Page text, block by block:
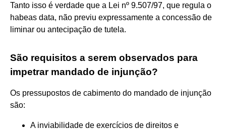
Tanto isso é verdade que a Lei nº 9.507/97, que regula o
habeas data, não previu expressamente a concessão de
liminar ou antecipação de tutela.
São requisitos a serem observados para
impetrar mandado de injunção?
Os pressupostos de cabimento do mandado de injunção
são:
A inviabilidade de exercícios de direitos e